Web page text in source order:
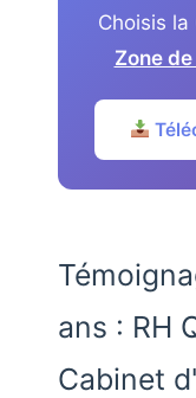
Choisis
Zone
ans : RH
Cabinet